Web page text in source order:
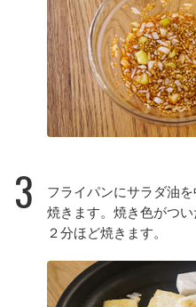
3
フライパンにサラダ油
焼きます。焼き色がつ
２分ほど焼きます。